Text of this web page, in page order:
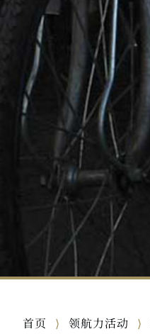
首页 ⟩ 领航力活动 ⟩